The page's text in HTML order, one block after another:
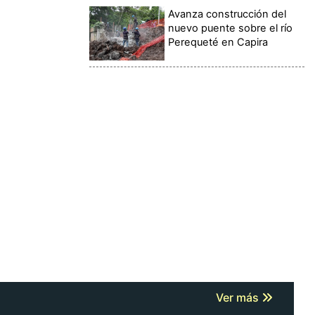
Avanza construcción del
nuevo puente sobre el río
Perequeté en Capira
Ver más